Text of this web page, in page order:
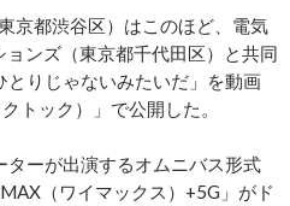
京都渋谷区）はこのほど、電気
ンズ（東京都千代田区）と共同
りじゃないみたいだ」を動画
トック）」で公開した。
ーが出演するオムニバス形式
（ワイマックス）+5G」がド